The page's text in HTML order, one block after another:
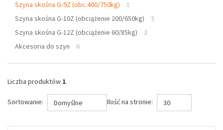
Szyna skośna G-9Z (obc.400/750kg)
1
Szyna skośna G-10Z (obciążenie 200/650kg)
3
Szyna skośna G-12Z (obciążenie 60/85kg)
3
Akcesoria do szyn
6
Liczba produktów 1
Sortowanie: Domyślne Ilość na stronie: 30